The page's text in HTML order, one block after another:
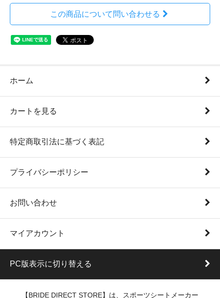
この商品について問い合わせる
ホーム
カートを見る
特定商取引法に基づく表記
プライバシーポリシー
お問い合わせ
マイアカウント
PC版表示に切り替える
【BRIDE DIRECT STORE】は、スポーツシートメーカー